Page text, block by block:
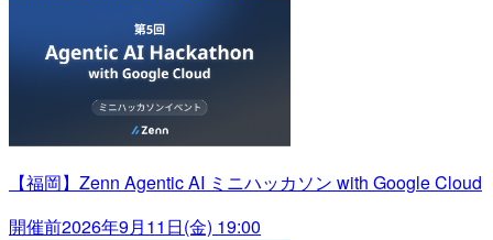
【福岡】Zenn Agentic AI ミニハッカソン with Google Cloud
開催前2026年9月11日(金) 19:00